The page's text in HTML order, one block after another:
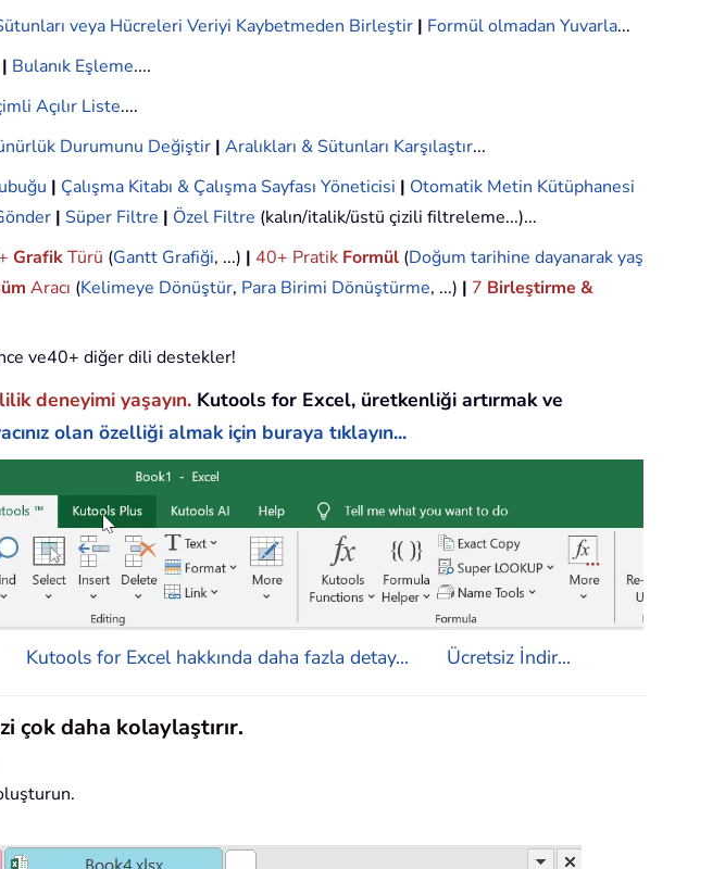
veya Hücreleri Veriyi Kaybetmeden Birleştir | Formül olmadan Yuvarla...
| Bulanık Eşleme....
Açılır Liste....
Durumunu Değiştir | Aralıkları & Sütunları Karşılaştır...
| Çalışma Kitabı & Çalışma Sayfası Yöneticisi | Otomatik Metin Kütüphanesi
| Süper Filtre | Özel Filtre (kalın/italik/üstü çizili filtreleme...)...
GrafikTürü (Gantt Grafiği, ...) | 40+ Pratik Formül (Doğum tarihine dayanarak yaş
Aracı (Kelimeye Dönüştür, Para Birimi Dönüştürme, ...) | 7 Birleştirme &
ve40+ diğer dili destekler!
deneyimi yaşayın. Kutools for Excel, üretkenliği artırmak ve
olan özelliği almak için buraya tıklayın...
Kutools for Excel hakkında daha fazla detay... Ücretsiz İndir...
çok daha kolaylaştırır.